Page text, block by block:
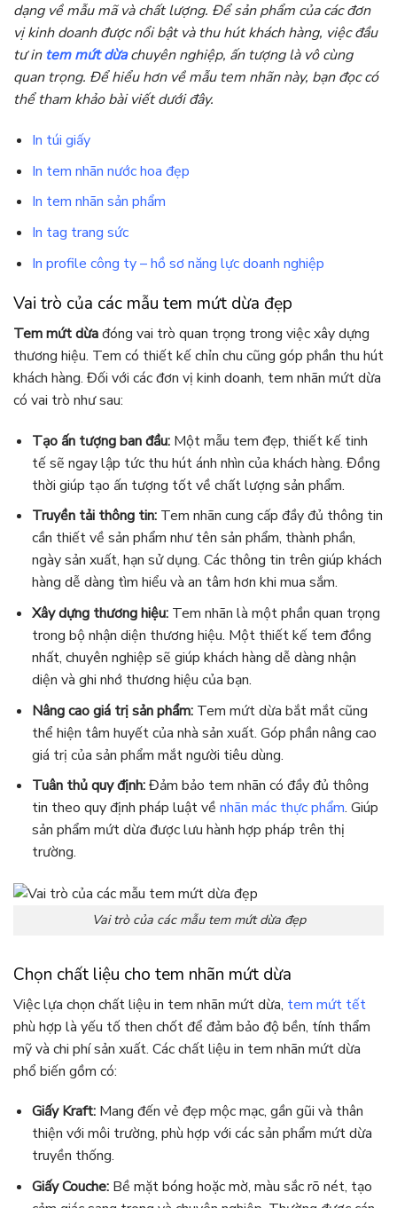
dạng về mẫu mã và chất lượng. Để sản phẩm của các đơn
vị kinh doanh được nổi bật và thu hút khách hàng, việc đầu
tư intem mứt dừachuyên nghiệp, ấn tượng là vô cùng
quan trọng. Để hiểu hơn về mẫu tem nhãn này, bạn đọc có
thể tham khảo bài viết dưới đây.
In túi giấy
In tem nhãn nước hoa đẹp
In tem nhãn sản phẩm
In tag trang sức
In profile công ty – hồ sơ năng lực doanh nghiệp
Vai trò của các mẫu tem mứt dừa đẹp
Tem mứt dừađóng vai trò quan trọng trong việc xây dựng
thương hiệu. Tem có thiết kế chỉn chu cũng góp phần thu hút
khách hàng. Đối với các đơn vị kinh doanh, tem nhãn mứt dừa
có vai trò như sau:
Tạo ấn tượng ban đầu:Một mẫu tem đẹp, thiết kế tinh
tế sẽ ngay lập tức thu hút ánh nhìn của khách hàng. Đồng
thời giúp tạo ấn tượng tốt về chất lượng sản phẩm.
Truyền tải thông tin: Tem nhãn cung cấp đầy đủ thông tin
cần thiết về sản phẩm như tên sản phẩm, thành phần,
ngày sản xuất, hạn sử dụng. Các thông tin trên giúp khách
hàng dễ dàng tìm hiểu và an tâm hơn khi mua sắm.
Xây dựng thương hiệu:Tem nhãn là một phần quan trọng
trong bộ nhận diện thương hiệu. Một thiết kế tem đồng
nhất, chuyên nghiệp sẽ giúp khách hàng dễ dàng nhận
diện và ghi nhớ thương hiệu của bạn.
Nâng cao giá trị sản phẩm:Tem mứt dừa bắt mắt cũng
thể hiện tâm huyết của nhà sản xuất. Góp phần nâng cao
giá trị của sản phẩm mắt người tiêu dùng.
Tuân thủ quy định:Đảm bảo tem nhãn có đầy đủ thông
tin theo quy định pháp luật về nhãn mác thực phẩm. Giúp
sản phẩm mứt dừa được lưu hành hợp pháp trên thị
trường.
Vai trò của các mẫu tem mứt dừa đẹp
Chọn chất liệu cho tem nhãn mứt dừa
Việc lựa chọn chất liệu in tem nhãn mứt dừa, tem mứt tết
phù hợp là yếu tố then chốt để đảm bảo độ bền, tính thẩm
mỹ và chi phí sản xuất. Các chất liệu in tem nhãn mứt dừa
phổ biến gồm có:
Giấy Kraft: Mang đến vẻ đẹp mộc mạc, gần gũi và thân
thiện với môi trường, phù hợp với các sản phẩm mứt dừa
truyền thống.
Giấy Couche:Bề mặt bóng hoặc mờ, màu sắc rõ nét, tạo